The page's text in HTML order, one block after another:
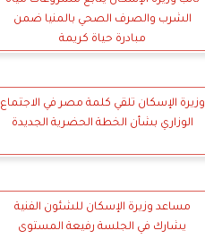
الشرب والصرف الصحي بالمنيا ضمن
مبادرة حياة كريمة
وزيرة الإسكان تلقي كلمة مصر في الاجتماع
الوزاري بشأن الخطة الحضرية الجديدة
مساعد وزيرة الإسكان للشئون الفنية
يشارك في الجلسة رفيعة المستوى